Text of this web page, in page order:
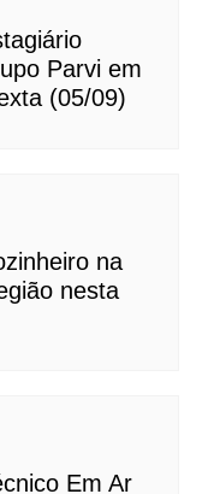
Parvi em
(05/09)
na
nesta
Em Ar